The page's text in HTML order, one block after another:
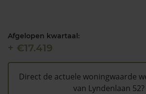
te hoog is en dat er bespaard zou
de gemeentelijke belastingen. Met het
alarmbent u elk jaar op de hoogte
waarde en kansen op besparing.
Afgelopen kwartaal:
+ €17.419
Direct de actuele woningwaarde
van Lyndenlaan 52?